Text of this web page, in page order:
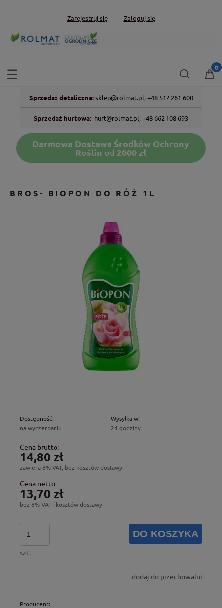
Zarejestruj się Zaloguj się
Sprzedaż detaliczna: sklep@rolmat.pl, +48 512 261 600
Sprzedaż hurtowa: hurt@rolmat.pl,+48 662 108 693
Darmowa Dostawa Środków Ochrony
Roślin od 2000 zł
BROS- BIOPON DO RÓŻ 1L
Dostępność:
na wyczerpaniu
Wysyłka w:
24 godziny
Cena brutto:
14,80 zł
zawiera 8% VAT, bez kosztów dostawy
Cena netto:
13,70 zł
bez 8% VAT i kosztów dostawy
szt.
DO KOSZYKA
dodaj do przechowalni
Producent: